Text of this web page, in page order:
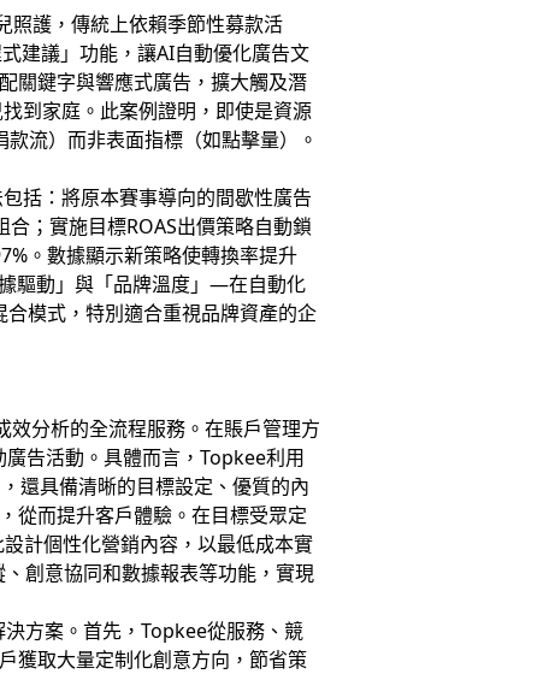
照護，傳統上依賴季節性募款活
建議」功能，讓AI自動優化廣告文
關鍵字與響應式廣告，擴大觸及潛
到家庭。此案例證明，即使是資源
流）而非表面指標（如點擊量）。
括：將原本賽事導向的間歇性廣告
；實施目標ROAS出價策略自動鎖
。數據顯示新策略使轉換率提升
驅動」與「品牌溫度」—在自動化
模式，特別適合重視品牌資產的企
分析的全流程服務。在賬戶管理方
告活動。具體而言，Topkee利用
還具備清晰的目標設定、優質的內
從而提升客戶體驗。在目標受眾定
計個性化營銷內容，以最低成本實
創意協同和數據報表等功能，實現
方案。首先，Topkee從服務、競
獲取大量定制化創意方向，節省策